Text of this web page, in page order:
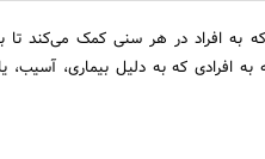
افراد در هر سنی کمک می‌کند تا
افرادی که به دلیل بیماری، آسیب،